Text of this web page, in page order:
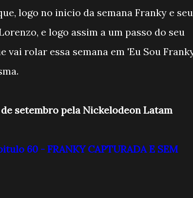
logo no inicio da semana Franky e
e logo assim a um passo do seu
vai rolar essa semana em 'Eu Sou
de setembro pela Nickelodeon Latam
60 - FRANKY CAPTURADA E SEM